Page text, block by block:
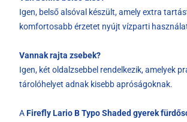
Igen, belső alsóval készült, amely extra
komfortosabb érzetet nyújt vízparti
Vannak rajta zsebek?
Igen, két oldalzsebbel rendelkezik, amelyek
tárolóhelyet adnak kisebb apróságoknak.
AFirefly Lario B Typo Shaded gyerek